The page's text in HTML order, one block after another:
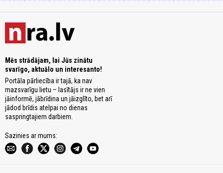
Mēs strādājam, lai Jūs zinātu
svarīgo, aktuālo un interesanto!
Portāla pārliecība ir tajā, ka nav
mazsvarīgu lietu – lasītājs ir ne vien
jāinformē, jābrīdina un jāizglīto, bet arī
jādod brīdis atelpai no dienas
saspringtajiem darbiem.
Sazinies ar mums: